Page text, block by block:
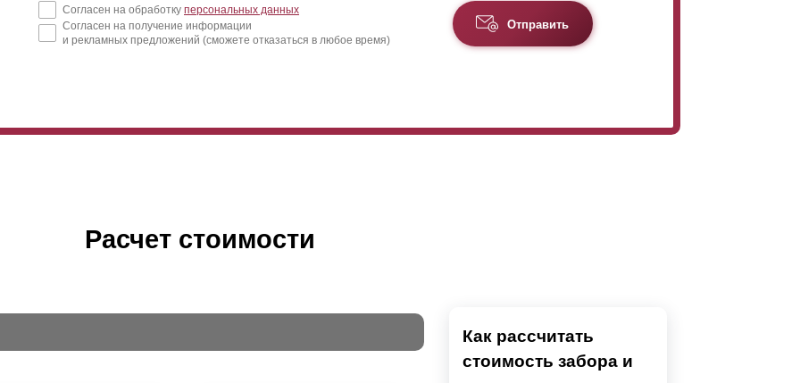
Согласен на обработку персональных данных
Согласен на получение информации
и рекламных предложений (сможете отказаться в любое время)
Отправить
Расчет стоимости
Как рассчитать
стоимость забора и